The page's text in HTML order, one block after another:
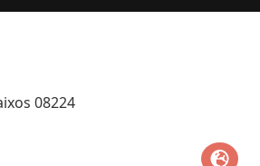
08224